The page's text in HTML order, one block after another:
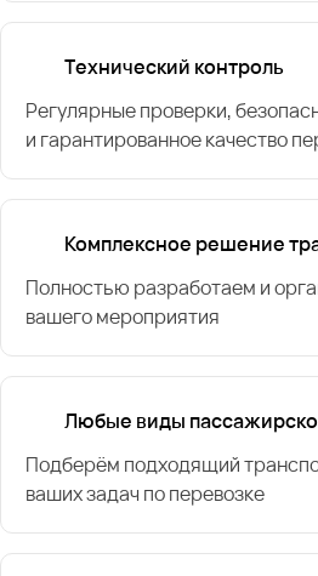
Технический контроль
Регулярные проверки,
и гарантированное качество
Комплексное решение
Полностью разработаем и
вашего мероприятия
Любые виды
Подберём подходящий
ваших задач по перевозке